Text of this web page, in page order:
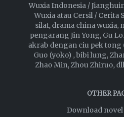
Wuxia Indonesia /
Wuxia atau Cersil / Cerita
silat, drama china wuxia,
pengarang Jin Yong, Gu
akrab dengan ciu pek tong
Guo (yoko) , bibi lung,
Zhao Min, Zhou Zhiruo,
OTHER
Download